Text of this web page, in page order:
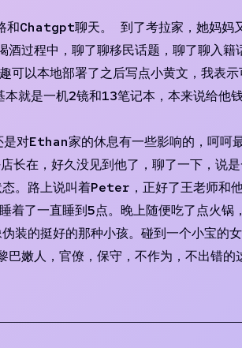
和Chatgpt聊天。 到了考拉家，她妈妈
过程中，聊了聊移民话题，聊了聊入籍
可以本地部署了之后写点小黄文，我表
就是一机2镜和13笔记本，本来说给他
对Ethan家的休息有一些影响的，呵呵
，好久没见到他了，聊了一下，说是
。路上说叫着Peter，正好了王老师和
着了一直睡到5点。晚上随便吃了点
的挺好的那种小孩。碰到一个小宝的
嫩人，官僚，保守，不作为，不出错的